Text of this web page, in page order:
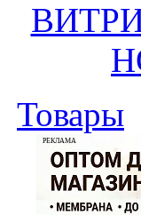
Товары
РЕКЛАМА